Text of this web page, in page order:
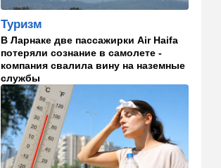
Что изменилось в аэропорту
Бен-Гурион после войны:
безопасность и советы
пассажирам
13:58 Здоровье
Какие продукты помогают
легче переносить стресс:
что выяснили ученые
13:47 Ближний Восток
Туризм
В Ларнаке две пассажирки Air Haifa
потеряли сознание в самолете -
компания свалила вину на наземные
службы